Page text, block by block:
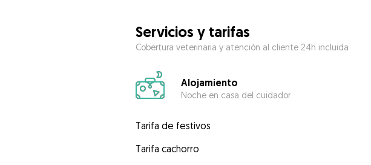
Servicios y tarifas
Cobertura veterinaria y atención al cliente 24h incluida
Alojamiento
Noche en casa del cuidador
Tarifa de festivos
Tarifa cachorro